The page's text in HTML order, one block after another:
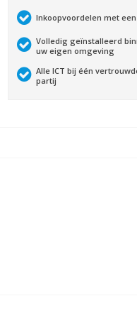
Inkoopvoordelen met een
Volledig geïnstalleerd
uw eigen omgeving
Alle ICT bij één
partij